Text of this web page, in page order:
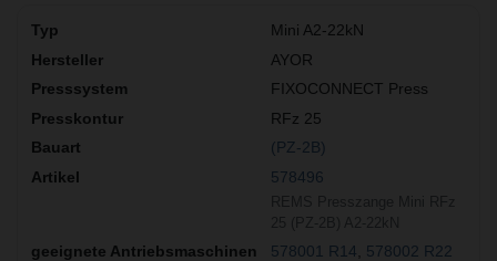
Mini A2-22kN
AYOR
FIXOCONNECT Press
RFz 25
(PZ-2B)
578496
578001 R14
578002 R22